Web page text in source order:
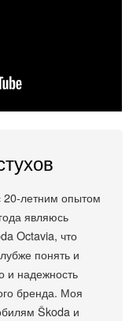
20-летним опытом
являюсь
Octavia, что
понять и
и надежность
бренда. Моя
Škoda и